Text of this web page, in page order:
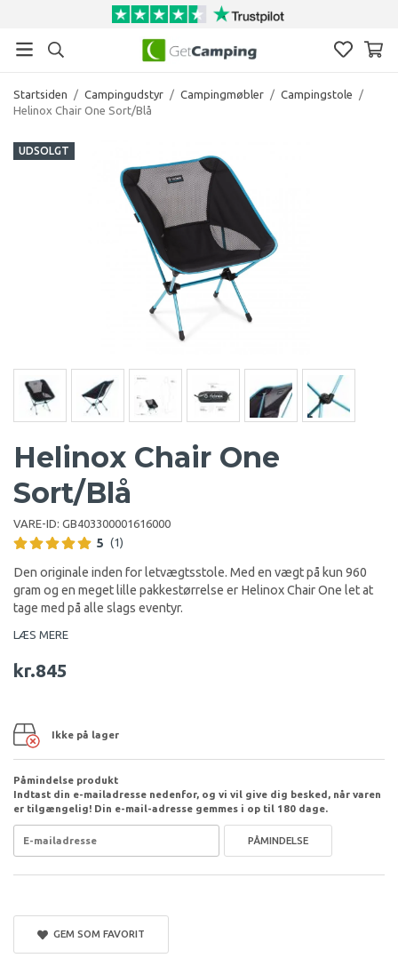
Startsiden / Campingudstyr / Campingmøbler / Campingstole
/
Helinox Chair One Sort/Blå
UDSOLGT
Helinox Chair One
Sort/Blå
VARE-ID: GB403300001616000
5 (1)
Den originale inden for letvægtsstole. Med en vægt på kun 960
gram og en meget lille pakkestørrelse er Helinox Chair One let at
tage med på alle slags eventyr.
LÆS MERE
kr.845
Ikke på lager
Påmindelse produkt
Indtast din e-mailadresse nedenfor, og vi vil give dig besked, når varen
er tilgængelig! Din e-mail-adresse gemmes i op til 180 dage.
PÅMINDELSE
GEM SOM FAVORIT